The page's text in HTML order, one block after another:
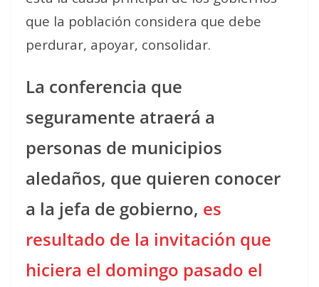
que la población considera que debe
perdurar, apoyar, consolidar.
La conferencia que
seguramente atraerá a
personas de municipios
aledaños, que quieren conocer
a la jefa de gobierno, es
resultado de la invitación que
hiciera el domingo pasado el